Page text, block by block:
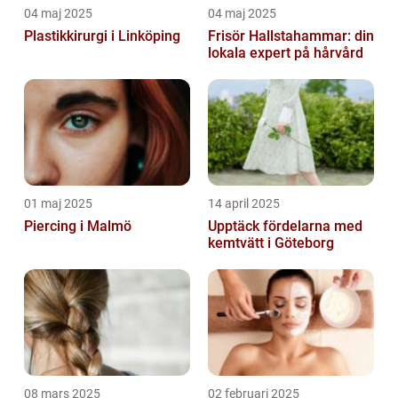
04 maj 2025
Plastikkirurgi i Linköping
04 maj 2025
Frisör Hallstahammar: din
lokala expert på hårvård
01 maj 2025
Piercing i Malmö
14 april 2025
Upptäck fördelarna med
kemtvätt i Göteborg
08 mars 2025 02 februari 2025